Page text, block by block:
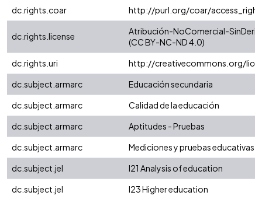
dc.rights.coar
http://purl.org/coar/
dc.rights.license
Atribución-NoComercial-
(CC BY-NC-ND 4.0)
dc.rights.uri
http://creativecommons.org/
dc.subject.armarc
Educación secundaria
dc.subject.armarc
Calidad de la educación
dc.subject.armarc
Aptitudes - Pruebas
dc.subject.armarc
Mediciones y pruebas educativas
dc.subject.jel
I21 Analysis of education
dc.subject.jel
I23 Higher education